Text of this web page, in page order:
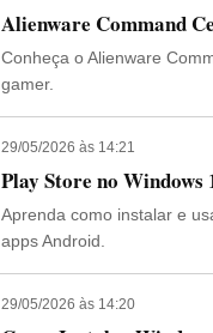
Alienware Command
Conheça o Alienware
gamer.
29/05/2026 às 14:21
Play Store no
Aprenda como instalar e
apps Android.
29/05/2026 às 14:20